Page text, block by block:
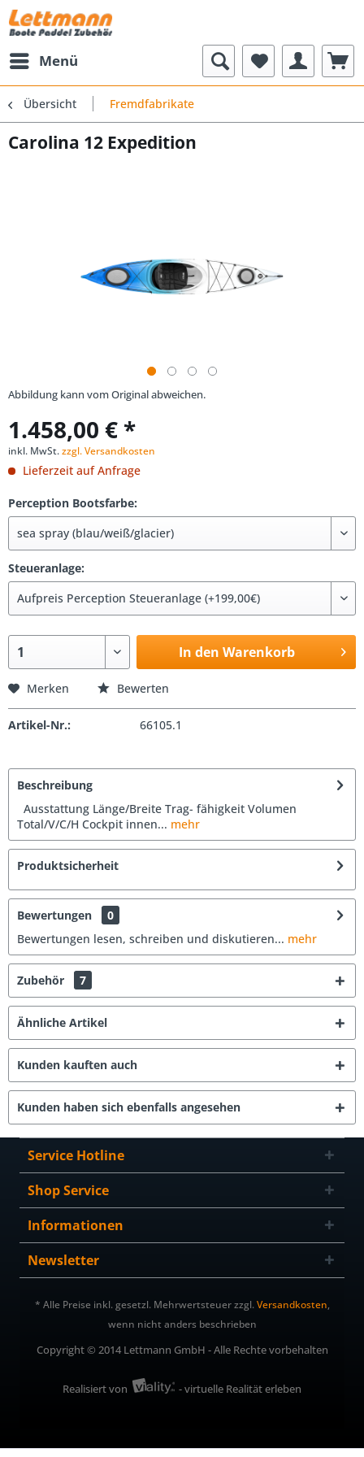
Menü
Übersicht Fremdfabrikate
Carolina 12 Expedition
Abbildung kann vom Original abweichen.
1.458,00 € *
inkl. MwSt.zzgl. Versandkosten
Lieferzeit auf Anfrage
Perception Bootsfarbe:
Steueranlage:
In den Warenkorb
Merken Bewerten
Artikel-Nr.: 66105.1
Beschreibung
Ausstattung Länge/Breite Trag- fähigkeit Volumen
Total/V/C/H Cockpit innen... mehr
Produktsicherheit
Bewertungen
0
Bewertungen lesen, schreiben und diskutieren... mehr
Zubehör 7
Ähnliche Artikel
Kunden kauften auch
Kunden haben sich ebenfalls angesehen
Service Hotline
Shop Service
Informationen
Newsletter
* Alle Preise inkl. gesetzl. Mehrwertsteuer zzgl.Versandkosten,
wenn nicht anders beschrieben
Copyright © 2014 Lettmann GmbH - Alle Rechte vorbehalten
Realisiert von - virtuelle Realität erleben